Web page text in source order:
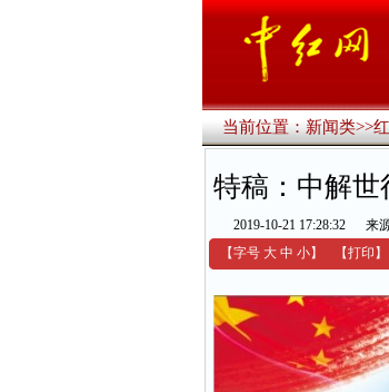
当前位置：新闻类>>
特稿：中解世
2019-10-21 17:28:32 来
【字号 大 中 小】 【打印 】